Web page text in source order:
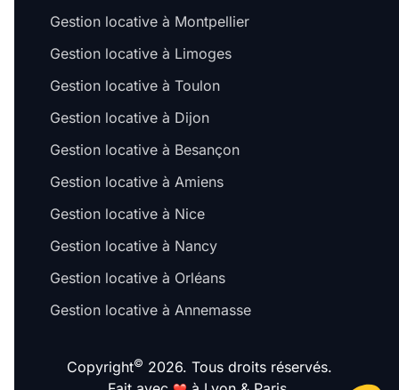
Gestion locative à Montpellier
Gestion locative à Limoges
Gestion locative à Toulon
Gestion locative à Dijon
Gestion locative à Besançon
Gestion locative à Amiens
Gestion locative à Nice
Gestion locative à Nancy
Gestion locative à Orléans
Gestion locative à Annemasse
Copyright© 2026. Tous droits réservés.